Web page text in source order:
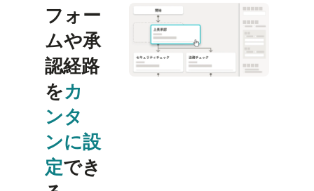
フォー
ムや承
認経路
をカ
ンタ
ンに設
定でき